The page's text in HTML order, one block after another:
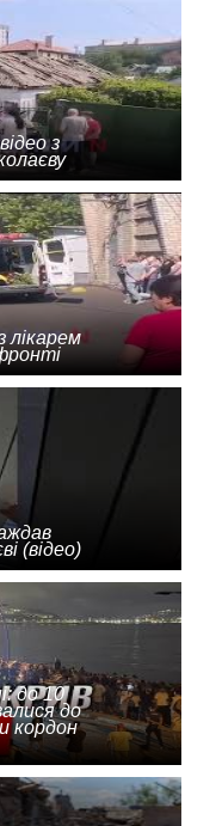
з
лікарем
(відео)
до 10
до
кордон